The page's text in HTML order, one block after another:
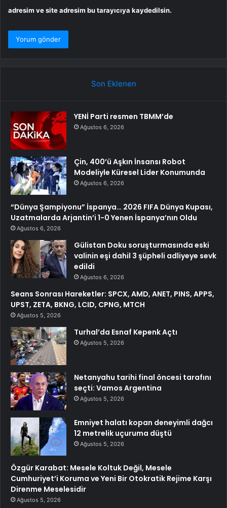
adresim ve site adresim bu tarayıcıya kaydedilsin.
Son Eklenen
YENİ Parti resmen TBMM’de
Ağustos 6, 2026
Çin, 400’ü Aşkın İnsansı Robot
Modeliyle Küresel Lider Konumunda
Ağustos 6, 2026
“Dünya Şampiyonu” İspanya… 2026 FIFA Dünya Kupası,
Uzatmalarda Arjantin’i 1-0 Yenen İspanya’nın Oldu
Ağustos 6, 2026
Gülistan Doku soruşturmasında eski
valinin eşi dahil 3 şüpheli adliyeye sevk
edildi
Ağustos 6, 2026
Seans Sonrası Hareketler: SPCX, AMD, ANET, PINS, APPS,
UPST, ZETA, BKNG, LCID, CPNG, MTCH
Ağustos 5, 2026
Turhal’da Esnaf Kepenk Açtı
Ağustos 5, 2026
Netanyahu tarihi final öncesi tarafını
seçti: Vamos Argentina
Ağustos 5, 2026
Emniyet halatı kopan deneyimli dağcı
12 metrelik uçuruma düştü
Ağustos 5, 2026
Özgür Karabat: Mesele Koltuk Değil, Mesele
Cumhuriyet’i Koruma ve Yeni Bir Otokratik Rejime Karşı
Direnme Meselesidir
Ağustos 5, 2026